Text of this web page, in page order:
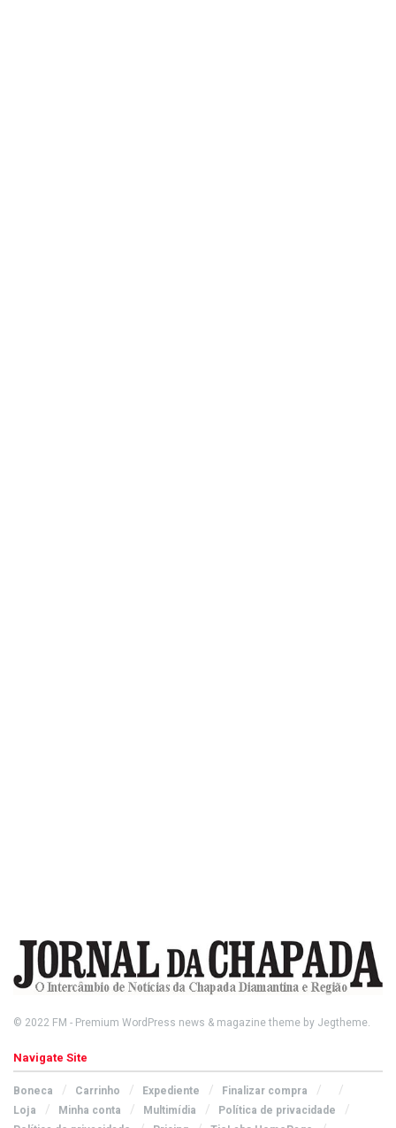
© 2022 FM - Premium WordPress news & magazine theme by Jegtheme.
Navigate Site
Boneca Carrinho Expediente
Finalizar compra
Loja
Minha conta Multimídia
Política de privacidade